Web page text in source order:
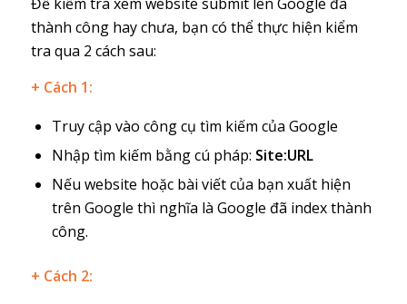
thành công hay chưa, bạn có thể thực hiện kiểm
tra qua 2 cách sau:
+ Cách 1:
Truy cập vào công cụ tìm kiếm của Google
Nhập tìm kiếm bằng cú pháp: Site:URL
Nếu website hoặc bài viết của bạn xuất hiện
trên Google thì nghĩa là Google đã index thành
công.
+ Cách 2: